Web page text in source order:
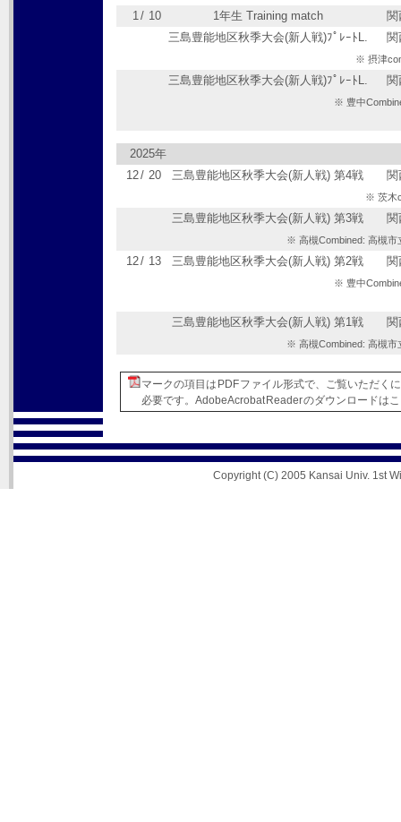
1/ 10 1年生 Training match
三島豊能地区秋季大会(新人戦)ﾌﾟﾚｰﾄL.
※ 摂津
三島豊能地区秋季大会(新人戦)ﾌﾟﾚｰﾄL.
※ 豊中
2025年
12/ 20 三島豊能地区秋季大会(新人戦) 第4戦
※ 茨木
三島豊能地区秋季大会(新人戦) 第3戦
※ 高槻Combined: 高槻市
12/ 13 三島豊能地区秋季大会(新人戦) 第2戦
※ 豊中
三島豊能地区秋季大会(新人戦) 第1戦
※ 高槻Combined: 高槻市
マークの項目は PDF ファイル形式で、ご覧いただく
必要です。Adobe Acrobat Reader のダウンロードは
Copyright (C) 2005 Kansai Univ. 1st